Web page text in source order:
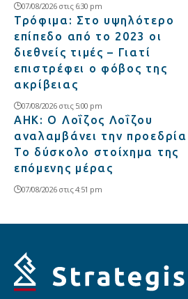
07/08/2026 στις 6:30 pm
Τρόφιμα: Στο υψηλότερο
επίπεδο από το 2023 οι
διεθνείς τιμές – Γιατί
επιστρέφει ο φόβος της
ακρίβειας
07/08/2026 στις 5:00 pm
ΑΗΚ: Ο Λοΐζος Λοΐζου
αναλαμβάνει την προεδρία
Το δύσκολο στοίχημα της
επόμενης μέρας
07/08/2026 στις 4:51 pm